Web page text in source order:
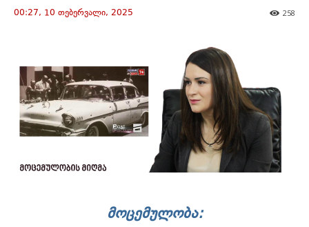
258
00:27, 10 თებერვალი, 2025
ᲛᲝᲪᲔᲛᲣᲚᲝᲑᲐ: